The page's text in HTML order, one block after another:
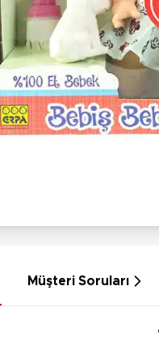
Nerf
Silahlar
Silah Setleri
Kılıç Setleri
Ok Setleri
Müşteri Soruları